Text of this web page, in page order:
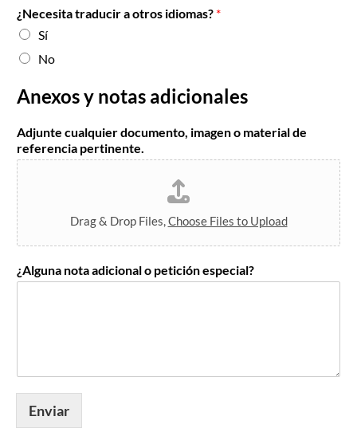
¿Necesita traducir a otros idiomas? *
Sí
No
Anexos y notas adicionales
Adjunte cualquier documento, imagen o material de
referencia pertinente.
Drag & Drop Files, Choose Files to Upload
¿Alguna nota adicional o petición especial?
Enviar